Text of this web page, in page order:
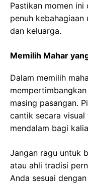
Pastikan momen
penuh kebahagiaan
dan keluarga.
Memilih Mahar
Dalam memilih
masing pasangan.
cantik secara
mendalam bagi
Jangan ragu untuk
atau ahli tradisi
Anda sesuai